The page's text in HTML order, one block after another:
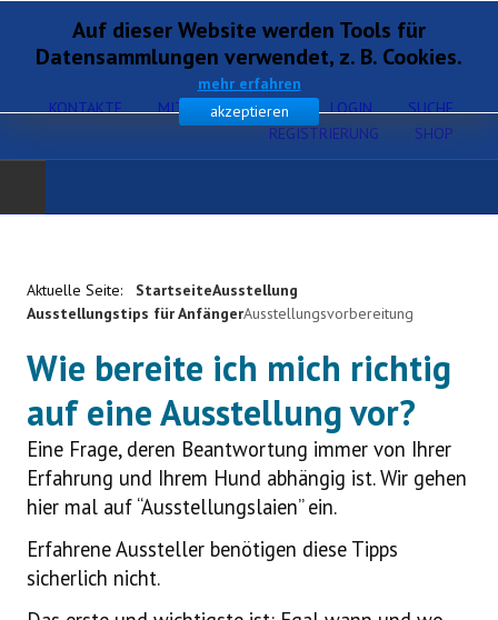
KONTAKTE MITGLIEDERSERVICE LOGIN
SUCHE
REGISTRIERUNG
SHOP
Verband
Gesundheit
Zucht
Ausbildung
Ausstellung
Ratgeber
Aktuelle Seite: StartseiteAusstellung
Ausstellungstips für AnfängerAusstellungsvorbereitung
Auf dieser Website werden Tools für
Datensammlungen verwendet, z. B. Cookies.
mehr erfahren
akzeptieren
Wie bereite ich mich richtig
auf eine Ausstellung vor?
Eine Frage, deren Beantwortung immer von Ihrer
Erfahrung und Ihrem Hund abhängig ist. Wir gehen
hier mal auf “Ausstellungslaien” ein.
Erfahrene Aussteller benötigen diese Tipps
sicherlich nicht.